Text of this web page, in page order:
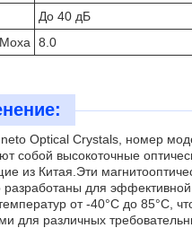
До 40 дБ
8.0
Optical Crystals, номер
собой высокоточные
из Китая.Эти
разработаны для
от -40°C до 85°C,
для различных